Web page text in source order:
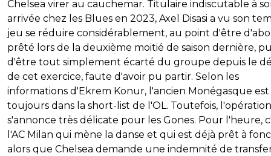
Chelsea virer au cauchemar. Titulaire indiscutable à
arrivée chez les Blues en 2023, Axel Disasi a vu son
jeu se réduire considérablement, au point d'être
prêté lors de la deuxième moitié de saison dernière,
d'être tout simplement écarté du groupe depuis le
de cet exercice, faute d'avoir pu partir. Selon les
informations d'Ekrem Konur, l'ancien Monégasque est
toujours dans la short-list de l'OL. Toutefois, l'opération
s'annonce très délicate pour les Gones. Pour l'heure,
l'AC Milan qui mène la danse et qui est déjà prêt à
alors que Chelsea demande une indemnité de